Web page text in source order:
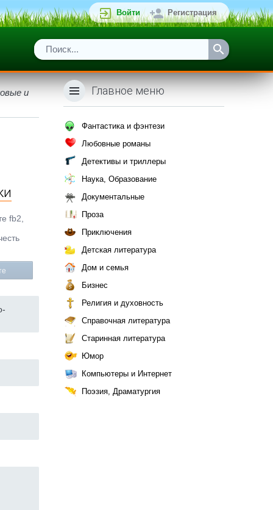
Войти Регистрация
и
fb2,
Главное меню
Фантастика и фэнтези
Любовные романы
Детективы и триллеры
Наука, Образование
Документальные
Проза
Приключения
Детская литература
Дом и семья
Бизнес
Религия и духовность
Справочная литература
Старинная литература
Юмор
Компьютеры и Интернет
Поэзия, Драматургия